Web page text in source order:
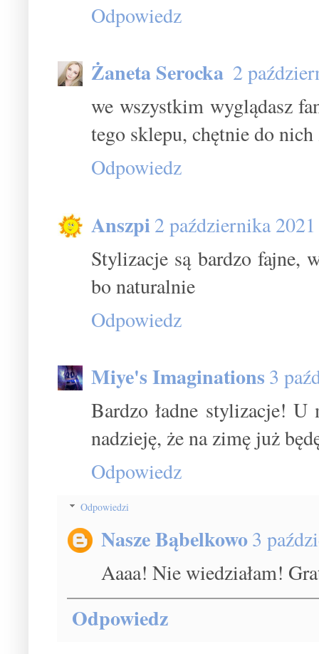
Odpowiedz
Żaneta Serocka 2
we wszystkim wyglądasz
tego sklepu, chętnie do nich
Odpowiedz
Anszpi 2 października
Stylizacje są bardzo fajne,
bo naturalnie
Odpowiedz
Miye's Imaginations 3
Bardzo ładne stylizacje!
nadzieję, że na zimę już
Odpowiedz
Odpowiedzi
Nasze Bąbelkowo3
Aaaa! Nie wiedziałam!
Odpowiedz